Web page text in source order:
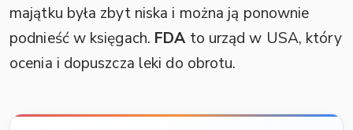
majątku była zbyt niska i można ją ponownie
podnieść w księgach. FDA to urząd w USA, który
ocenia i dopuszcza leki do obrotu.